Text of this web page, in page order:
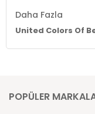
Daha Fazla
United Colors Of
POPÜLER